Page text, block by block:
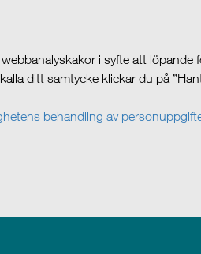
i syfte att
ditt samtycke klickar du på
behandling av